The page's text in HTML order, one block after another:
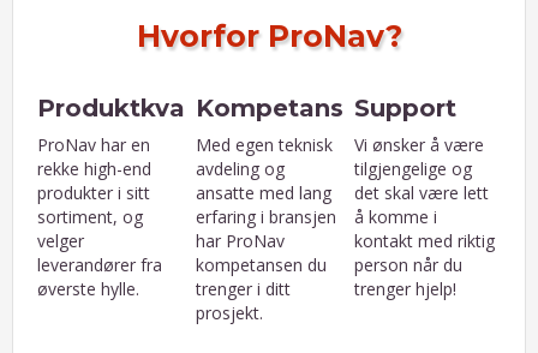
Hvorfor ProNav?
Produktkvalitet
ProNav har en
rekke high-end
produkter i sitt
sortiment, og
velger
leverandører fra
øverste hylle.
Kompetanse
Med egen teknisk
avdeling og
ansatte med lang
erfaring i bransjen
har ProNav
kompetansen du
trenger i ditt
prosjekt.
Support
Vi ønsker å være
tilgjengelige og
det skal være lett
å komme i
kontakt med riktig
person når du
trenger hjelp!